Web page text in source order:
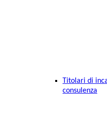
Titolari di
consulenza